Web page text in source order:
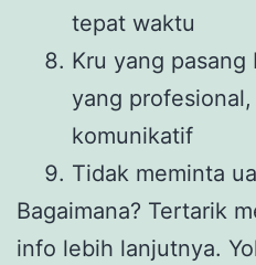
tepat waktu
Kru yang pasang
yang
komunikatif
Tidak meminta
Bagaimana? Tertarik
info lebih lanjutnya.